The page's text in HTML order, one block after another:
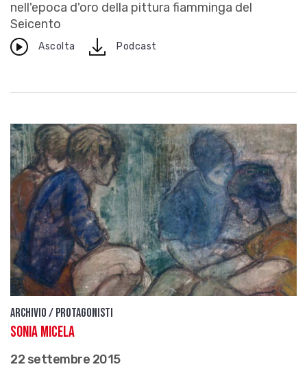
nell'epoca d'oro della pittura fiamminga del
Seicento
Ascolta downloadPodcast
Archivio / Protagonisti
Sonia Micela
22 settembre 2015